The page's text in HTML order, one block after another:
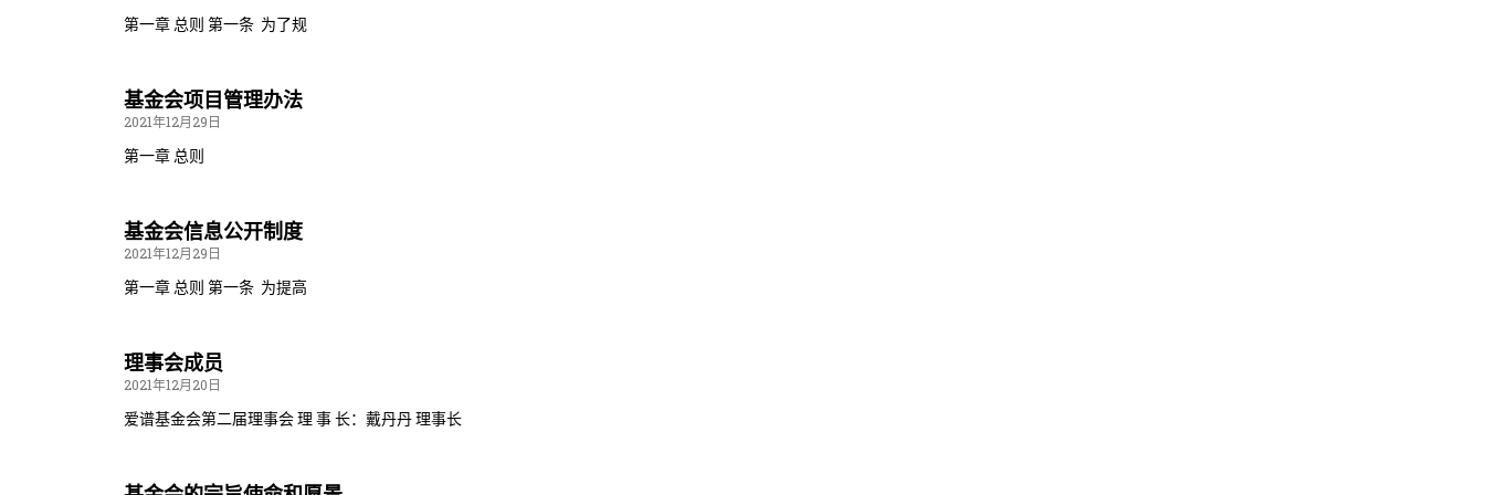
第一章 总则 第一条 为了规
基金会项目管理办法
2021年12月29日
第一章 总则
基金会信息公开制度
2021年12月29日
第一章 总则 第一条 为提高
理事会成员
2021年12月20日
爱谱基金会第二届理事会 理 事 长：戴丹丹 理事长